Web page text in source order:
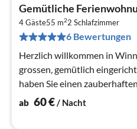
Gemütliche
4 Gäste55 m22 Schlafzimmer
6 Bewertungen
Herzlich willkommen in Winnemark. Von
grossen, gemütlich
haben Sie einen
ab 60€/ Nacht